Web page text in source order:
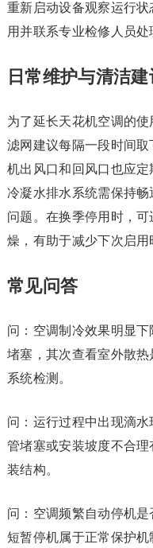
重新启动设备观察运行
用并联系专业检修人员处
日常维护与清洁建
为了延长天花机空调的使
滤网建议每隔一段时间
机出风口和回风口也应定
冷凝水排水系统需保持
问题。在换季停用时，
燥，有助于减少下次启用
常见问答
问：空调制冷效果明显
堵塞，其次查看室外散
系统检测。
问：运行过程中出现滴
管堵塞或安装坡度不合
装结构。
问：空调频繁自动停机是
短暂停机属于正常保护